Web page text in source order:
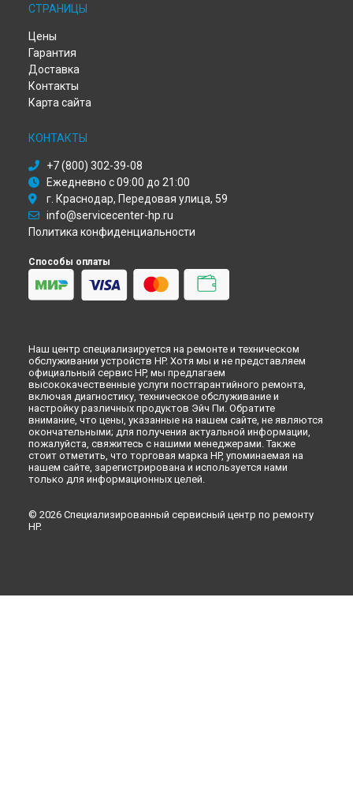
Замена матрицы ноутбука HP в
Замена матрицы ноутбука HP в
Замена матрицы ноутбука HP в
Замена матрицы ноутбука HP в
СТРАНИЦЫ
Цены
Гарантия
Доставка
Контакты
Карта сайта
КОНТАКТЫ
+7 (800) 302-39-08
Ежедневно с 09:00 до 21:00
г. Краснодар, Передовая улица, 59
info@servicecenter-hp.ru
Политика конфиденциальности
Способы оплаты
Наш центр специализируется на ремонте и техническом
обслуживании устройств HP. Хотя мы и не представляем
официальный сервис HP, мы предлагаем
высококачественные услуги постгарантийного ремонта,
включая диагностику, техническое обслуживание и
настройку различных продуктов Эйч Пи. Обратите
внимание, что цены, указанные на нашем сайте, не являются
окончательными; для получения актуальной информации,
пожалуйста, свяжитесь с нашими менеджерами. Также
стоит отметить, что торговая марка HP, упоминаемая на
нашем сайте, зарегистрирована и используется нами
только для информационных целей.
© 2026 Специализированный сервисный центр по ремонту
HP.